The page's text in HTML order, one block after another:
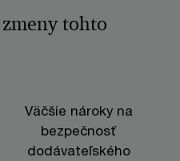
tohto
Väčšie nároky na
bezpečnosť
dodávateľského